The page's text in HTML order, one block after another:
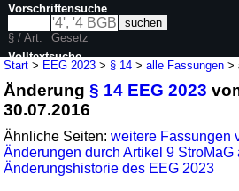
Start > EEG 2023 > § 14 >alle Fassungen >
Änderung§ 14 EEG 2023
30.07.2016
Ähnliche Seiten:weitere Fassungen
Änderungen durch Artikel 9 StroMaG
Änderungshistorie des EEG 2023
Vorschriftensuche
§ / Art.
Gesetz
Volltextsuche
nur in EEG 2023